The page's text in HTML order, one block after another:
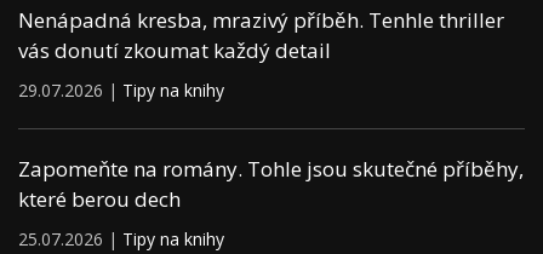
Nenápadná kresba, mrazivý příběh. Tenhle thriller
vás donutí zkoumat každý detail
29.07.2026 | Tipy na knihy
Zapomeňte na romány. Tohle jsou skutečné příběhy,
které berou dech
25.07.2026 | Tipy na knihy